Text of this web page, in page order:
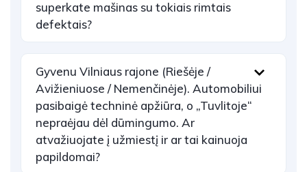
superkate mašinas su tokiais rimtais
defektais?
Gyvenu Vilniaus rajone (Riešėje /
Avižieniuose / Nemenčinėje). Automobiliui
pasibaigė techninė apžiūra, o „Tuvlitoje“
nepraėjau dėl dūmingumo. Ar
atvažiuojate į užmiestį ir ar tai kainuoja
papildomai?